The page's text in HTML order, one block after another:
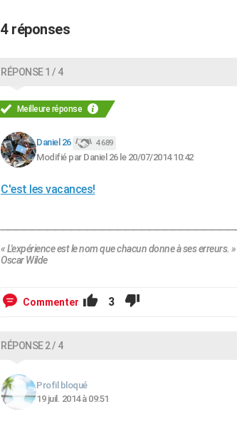
4 réponses
RÉPONSE 1 / 4
Meilleure réponse
Daniel 26 4 689
Modifié par Daniel 26 le 20/07/2014 10:42
C'est les vacances!
« L'expérience est le nom que chacun donne à ses erreurs. »
Oscar Wilde
Commenter 3
RÉPONSE 2 / 4
Profil bloqué
19 juil. 2014 à 09:51